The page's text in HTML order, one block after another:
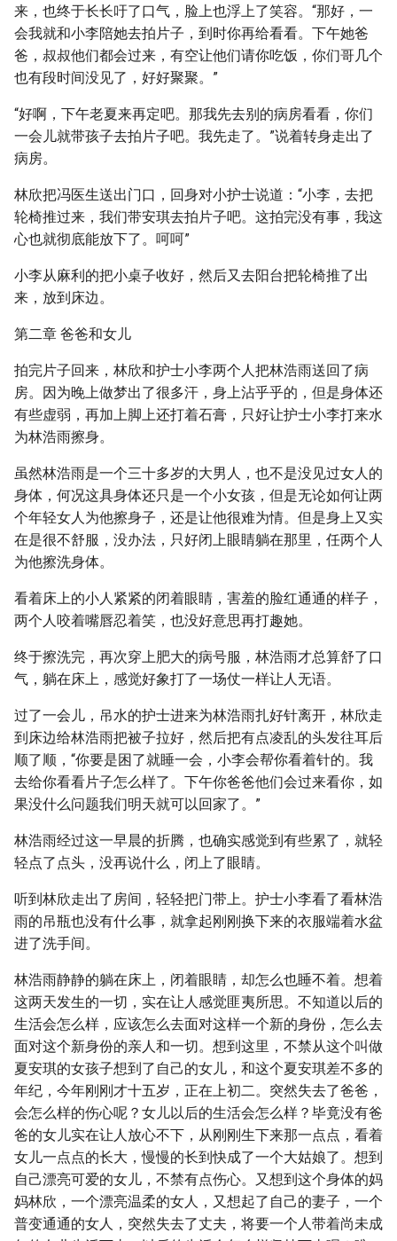
来，也终于长长吁了口气，脸上也浮上了笑容。“那好，一
会我就和小李陪她去拍片子，到时你再给看看。下午她爸
爸，叔叔他们都会过来，有空让他们请你吃饭，你们哥几个
也有段时间没见了，好好聚聚。”
“好啊，下午老夏来再定吧。那我先去别的病房看看，你们
一会儿就带孩子去拍片子吧。我先走了。”说着转身走出了
病房。
林欣把冯医生送出门口，回身对小护士说道：“小李，去把
轮椅推过来，我们带安琪去拍片子吧。这拍完没有事，我这
心也就彻底能放下了。呵呵”
小李从麻利的把小桌子收好，然后又去阳台把轮椅推了出
来，放到床边。
第二章 爸爸和女儿
拍完片子回来，林欣和护士小李两个人把林浩雨送回了病
房。因为晚上做梦出了很多汗，身上沾乎乎的，但是身体还
有些虚弱，再加上脚上还打着石膏，只好让护士小李打来水
为林浩雨擦身。
虽然林浩雨是一个三十多岁的大男人，也不是没见过女人的
身体，何况这具身体还只是一个小女孩，但是无论如何让两
个年轻女人为他擦身子，还是让他很难为情。但是身上又实
在是很不舒服，没办法，只好闭上眼睛躺在那里，任两个人
为他擦洗身体。
看着床上的小人紧紧的闭着眼睛，害羞的脸红通通的样子，
两个人咬着嘴唇忍着笑，也没好意思再打趣她。
终于擦洗完，再次穿上肥大的病号服，林浩雨才总算舒了口
气，躺在床上，感觉好象打了一场仗一样让人无语。
过了一会儿，吊水的护士进来为林浩雨扎好针离开，林欣走
到床边给林浩雨把被子拉好，然后把有点凌乱的头发往耳后
顺了顺，“你要是困了就睡一会，小李会帮你看着针的。我
去给你看看片子怎么样了。下午你爸爸他们会过来看你，如
果没什么问题我们明天就可以回家了。”
林浩雨经过这一早晨的折腾，也确实感觉到有些累了，就轻
轻点了点头，没再说什么，闭上了眼睛。
听到林欣走出了房间，轻轻把门带上。护士小李看了看林浩
雨的吊瓶也没有什么事，就拿起刚刚换下来的衣服端着水盆
进了洗手间。
林浩雨静静的躺在床上，闭着眼睛，却怎么也睡不着。想着
这两天发生的一切，实在让人感觉匪夷所思。不知道以后的
生活会怎么样，应该怎么去面对这样一个新的身份，怎么去
面对这个新身份的亲人和一切。想到这里，不禁从这个叫做
夏安琪的女孩子想到了自己的女儿，和这个夏安琪差不多的
年纪，今年刚刚才十五岁，正在上初二。突然失去了爸爸，
会怎么样的伤心呢？女儿以后的生活会怎么样？毕竟没有爸
爸的女儿实在让人放心不下，从刚刚生下来那一点点，看着
女儿一点点的长大，慢慢的长到快成了一个大姑娘了。想到
自己漂亮可爱的女儿，不禁有点伤心。又想到这个身体的妈
妈林欣，一个漂亮温柔的女人，又想起了自己的妻子，一个
普变通通的女人，突然失去了丈夫，将要一个人带着尚未成